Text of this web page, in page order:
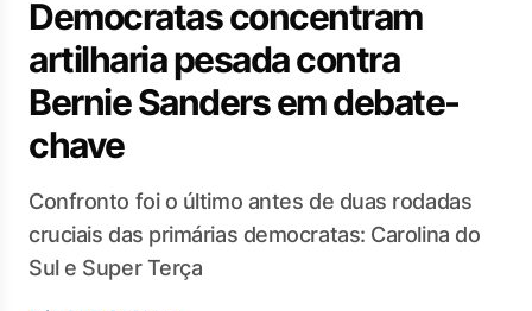
Democratas concentram
artilharia pesada contra
Bernie Sanders em debate-
chave
Confronto foi o último antes de duas rodadas
cruciais das primárias democratas: Carolina do
Sul e Super Terça